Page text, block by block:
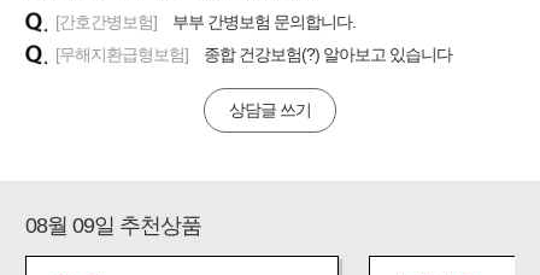
[간호간병보험]
부부 간병보험 문의합니다.
[무해지환급형보험]
종합 건강보험(?) 알아보고 있습니다
상담글 쓰기
08월 09일 추천상품